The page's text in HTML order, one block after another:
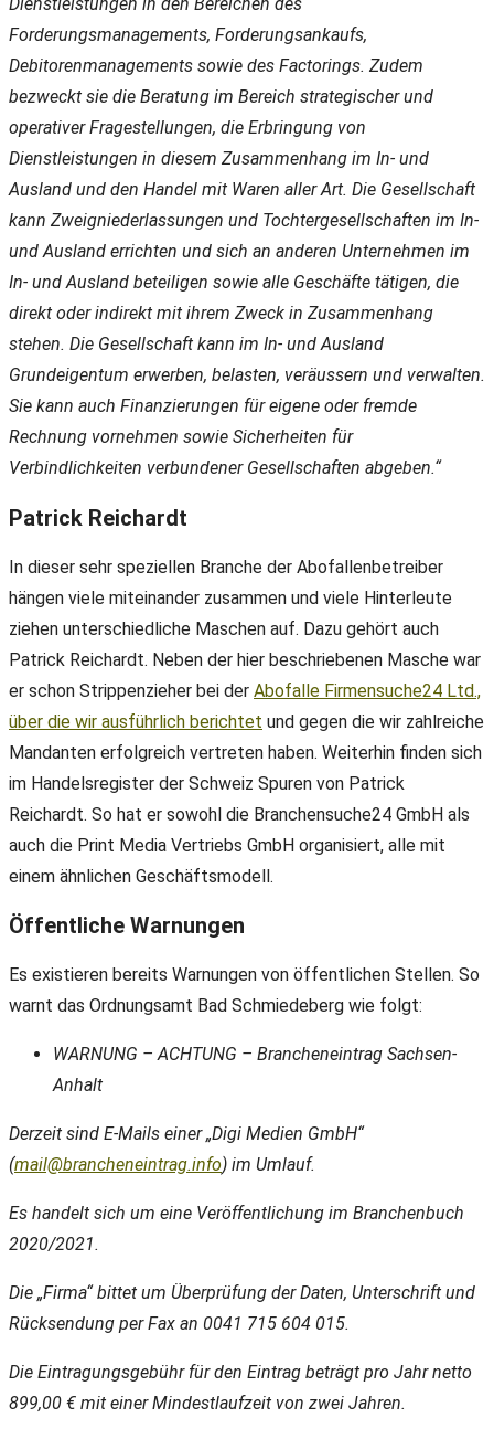
Dienstleistungen in den Bereichen des
Forderungsmanagements, Forderungsankaufs,
Debitorenmanagements sowie des Factorings. Zudem
bezweckt sie die Beratung im Bereich strategischer und
operativer Fragestellungen, die Erbringung von
Dienstleistungen in diesem Zusammenhang im In- und
Ausland und den Handel mit Waren aller Art. Die Gesellschaft
kann Zweigniederlassungen und Tochtergesellschaften im In-
und Ausland errichten und sich an anderen Unternehmen im
In- und Ausland beteiligen sowie alle Geschäfte tätigen, die
direkt oder indirekt mit ihrem Zweck in Zusammenhang
stehen. Die Gesellschaft kann im In- und Ausland
Grundeigentum erwerben, belasten, veräussern und verwalten.
Sie kann auch Finanzierungen für eigene oder fremde
Rechnung vornehmen sowie Sicherheiten für
Verbindlichkeiten verbundener Gesellschaften abgeben.“
Patrick Reichardt
In dieser sehr speziellen Branche der Abofallenbetreiber
hängen viele miteinander zusammen und viele Hinterleute
ziehen unterschiedliche Maschen auf. Dazu gehört auch
Patrick Reichardt. Neben der hier beschriebenen Masche war
er schon Strippenzieher bei der Abofalle Firmensuche24 Ltd.,
über die wir ausführlich berichtet und gegen die wir zahlreiche
Mandanten erfolgreich vertreten haben. Weiterhin finden sich
im Handelsregister der Schweiz Spuren von Patrick
Reichardt. So hat er sowohl die Branchensuche24 GmbH als
auch die Print Media Vertriebs GmbH organisiert, alle mit
einem ähnlichen Geschäftsmodell.
Öffentliche Warnungen
Es existieren bereits Warnungen von öffentlichen Stellen. So
warnt das Ordnungsamt Bad Schmiedeberg wie folgt:
WARNUNG – ACHTUNG – Brancheneintrag Sachsen-
Anhalt
Derzeit sind E-Mails einer „Digi Medien GmbH“
(mail@brancheneintrag.info) im Umlauf.
Es handelt sich um eine Veröffentlichung im Branchenbuch
2020/2021.
Die „Firma“ bittet um Überprüfung der Daten, Unterschrift und
Rücksendung per Fax an 0041 715 604 015.
Die Eintragungsgebühr für den Eintrag beträgt pro Jahr netto
899,00 € mit einer Mindestlaufzeit von zwei Jahren.